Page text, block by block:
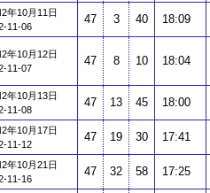
年10月11日
11-06
47 3 40 18:09
年10月12日
11-07
47 8 10 18:04
年10月13日
11-08
47 13 45 18:00
年10月17日
11-12
47 19 30 17:41
年10月21日
11-16
47 32 58 17:25